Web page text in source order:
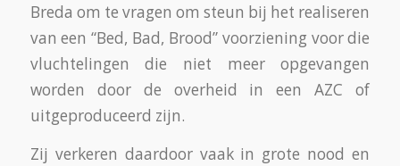
Breda om te vragen om steun bij het realiseren
van een “Bed, Bad, Brood” voorziening voor die
vluchtelingen die niet meer opgevangen
worden door de overheid in een AZC of
uitgeproduceerd zijn.
Zij verkeren daardoor vaak in grote nood en